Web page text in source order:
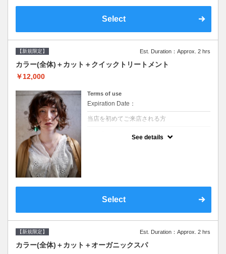
Select
【新規限定】 Est. Duration：Approx. 2 hrs
カラー(全体)＋カット＋クイックトリートメント
￥12,000
Terms of use
Expiration Date：
当店を初めてご来店される方
See details
Select
【新規限定】 Est. Duration：Approx. 2 hrs
カラー(全体)＋カット＋オーガニックスパ